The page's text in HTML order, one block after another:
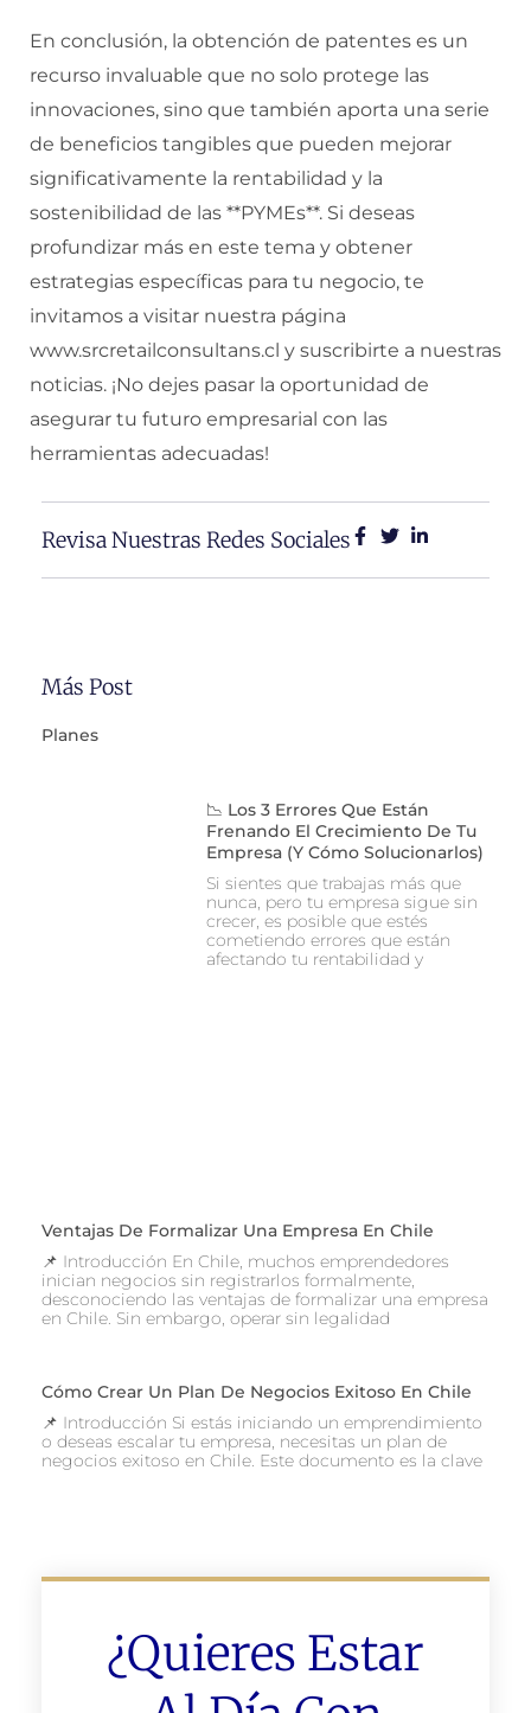
En conclusión, la obtención de patentes es un
recurso invaluable que no solo protege las
innovaciones, sino que también aporta una serie
de beneficios tangibles que pueden mejorar
significativamente la rentabilidad y la
sostenibilidad de las **PYMEs**. Si deseas
profundizar más en este tema y obtener
estrategias específicas para tu negocio, te
invitamos a visitar nuestra página
www.srcretailconsultans.cl y suscribirte a nuestras
noticias. ¡No dejes pasar la oportunidad de
asegurar tu futuro empresarial con las
herramientas adecuadas!
Revisa Nuestras Redes Sociales
Más Post
Planes
📉 Los 3 Errores Que Están
Frenando El Crecimiento De Tu
Empresa (y Cómo Solucionarlos)
Si sientes que trabajas más que
nunca, pero tu empresa sigue sin
crecer, es posible que estés
cometiendo errores que están
afectando tu rentabilidad y
Ventajas De Formalizar Una Empresa En Chile
📌 Introducción En Chile, muchos emprendedores
inician negocios sin registrarlos formalmente,
desconociendo las ventajas de formalizar una empresa
en Chile. Sin embargo, operar sin legalidad
Cómo Crear Un Plan De Negocios Exitoso En Chile
📌 Introducción Si estás iniciando un emprendimiento
o deseas escalar tu empresa, necesitas un plan de
negocios exitoso en Chile. Este documento es la clave
¿Quieres Estar